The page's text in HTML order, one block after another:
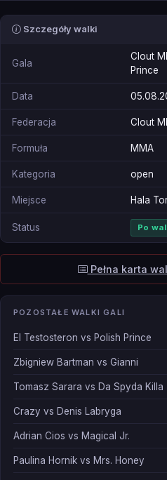
Szczegóły walki
Gala
Clout
Prince
Data
Federacja Clout
Formuła MMA
Kategoria open
Miejsce Hala
Status Po
Pełna karta
POZOSTAŁE WALKI GALI
El Testosteron vs Polish Prince
Zbigniew Bartman vs Gianni
Tomasz Sarara vs Da Spyda Killa
Crazy vs Denis Labryga
Adrian Cios vs Magical Jr.
Paulina Hornik vs Mrs. Honey